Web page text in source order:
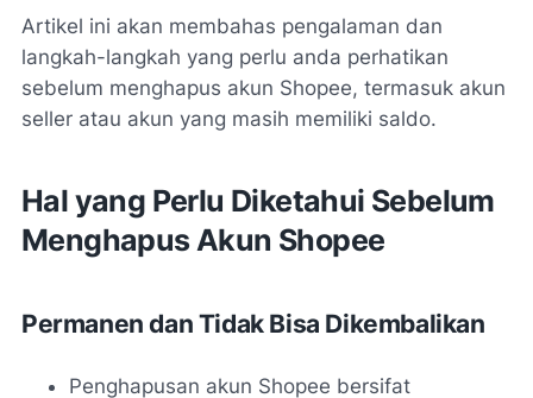
Artikel ini akan membahas pengalaman dan
langkah-langkah yang perlu anda perhatikan
sebelum menghapus akun Shopee, termasuk akun
seller atau akun yang masih memiliki saldo.
Hal yang Perlu Diketahui Sebelum
Menghapus Akun Shopee
Permanen dan Tidak Bisa Dikembalikan
Penghapusan akun Shopee bersifat